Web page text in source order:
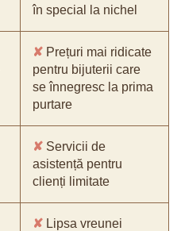
în special la nichel
✘ Prețuri mai ridicate
pentru bijuterii care
se înnegresc la prima
purtare
✘ Servicii de
asistență pentru
clienți limitate
✘ Lipsa vreunei